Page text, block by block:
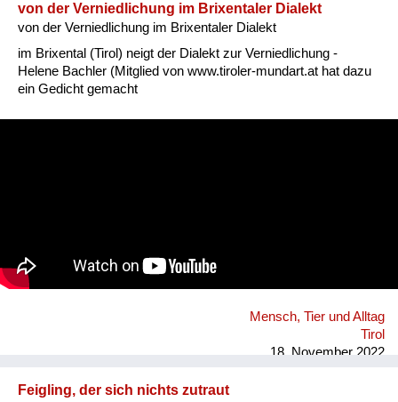
von der Verniedlichung im Brixentaler Dialekt
von der Verniedlichung im Brixentaler Dialekt
im Brixental (Tirol) neigt der Dialekt zur Verniedlichung -
Helene Bachler (Mitglied von www.tiroler-mundart.at hat dazu
ein Gedicht gemacht
Mensch, Tier und Alltag
Tirol
18. November 2022
Feigling, der sich nichts zutraut